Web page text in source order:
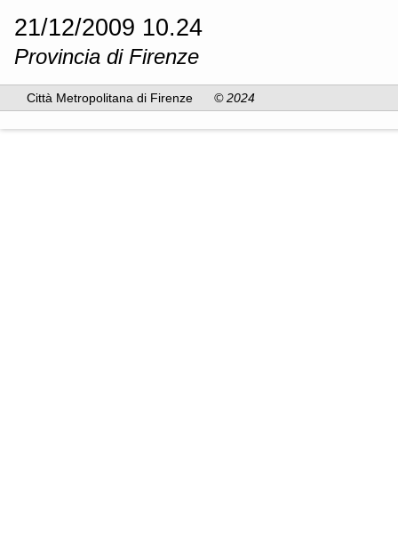
21/12/2009 10.24
Provincia di Firenze
Città Metropolitana di Firenze © 2024